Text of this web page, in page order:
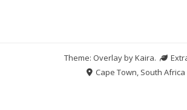
Theme: Overlay byKaira.
Cape Town, South Africa